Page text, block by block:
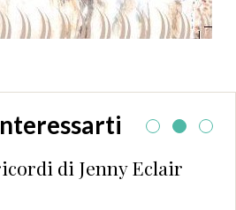
di Jenny Eclair